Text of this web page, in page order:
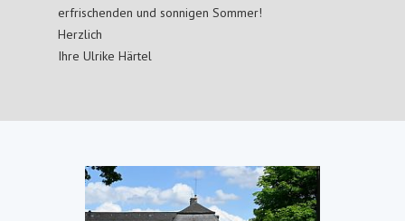
erfrischenden und sonnigen Sommer!
Herzlich
Ihre Ulrike Härtel